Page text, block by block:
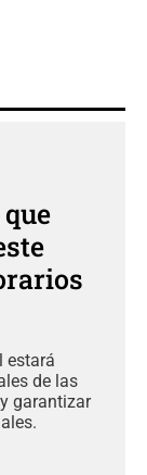
estará
de las
garantizar